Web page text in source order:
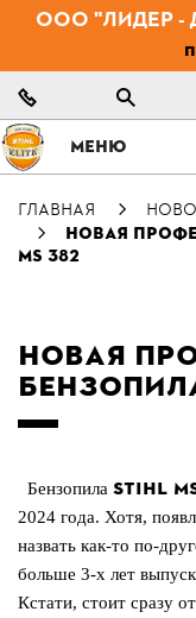
ООО "ЛИДЕР -
МЕНЮ
ГЛАВНАЯ
НОВАЯ
MS 382
НОВАЯ
Бензопила STIHL
2024 года. Хотя,
назвать как-то по-
больше 3-х лет
Кстати, стоит сразу